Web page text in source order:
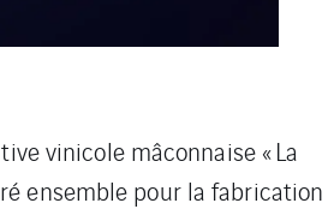
vinicole mâconnaise « La
ensemble pour la fabrication